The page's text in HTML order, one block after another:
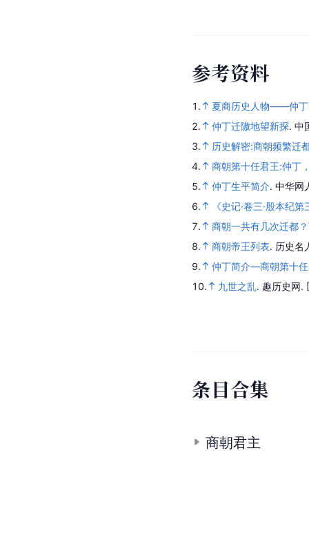
参考资料
1.
夏商历史人物——仲丁
2.
仲丁迁隞地望新探. 中
3.
历史解密:商朝频繁迁
4.
商朝第十任君王:仲丁
5.
仲丁生平简介. 中华网
6.
《史记·卷三·殷本纪第
7.
商朝一共有几次迁都
8.
商朝帝王列表. 历史名
9.
仲丁简介—商朝第十
10.
九世之乱. 趣历史网.
条目合集
商朝君主